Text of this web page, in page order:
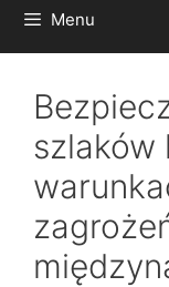
Menu
szlaków